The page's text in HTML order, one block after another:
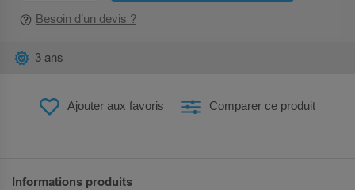
Besoin d’un devis ?
Ajouter aux favoris Comparer ce produit
3 ans
Informations produits